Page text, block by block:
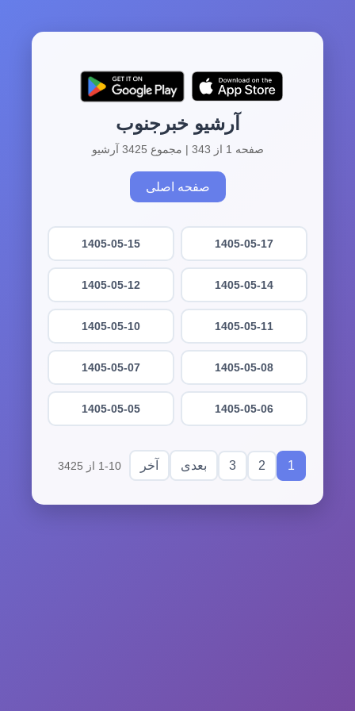
آرشیو خبرجنوب
صفحه 1 از 343 | مجموع 3425 آرشیو
صفحه اصلی
1405-05-17
1405-05-15
1405-05-14
1405-05-12
1405-05-11
1405-05-10
1405-05-08
1405-05-07
1405-05-06
1405-05-05
1
2
3 بعدی آخر 1-10 از 3425